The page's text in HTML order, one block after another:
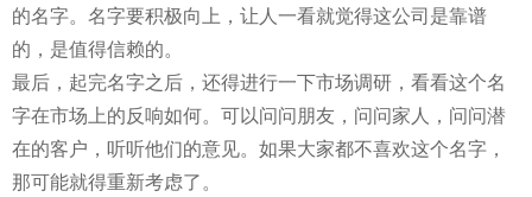
的名字。名字要积极向上，让人一看就觉得这公司是靠谱
的，是值得信赖的。
最后，起完名字之后，还得进行一下市场调研，看看这个名
字在市场上的反响如何。可以问问朋友，问问家人，问问潜
在的客户，听听他们的意见。如果大家都不喜欢这个名字，
那可能就得重新考虑了。